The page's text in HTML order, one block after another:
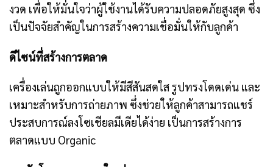
งวด เพื่อให้มั่นใจว่าผู้ใช้งานได้รับความปลอดภัยสูงสุด ซึ่ง
เป็นปัจจัยสำคัญในการสร้างความเชื่อมั่นให้กับลูกค้า
ดีไซน์ที่สร้างการตลาด
เครื่องเล่นถูกออกแบบให้มีสีสันสดใส รูปทรงโดดเด่น และ
เหมาะสำหรับการถ่ายภาพ ซึ่งช่วยให้ลูกค้าสามารถแชร์
ประสบการณ์ลงโซเชียลมีเดียได้ง่าย เป็นการสร้างการ
ตลาดแบบ Organic